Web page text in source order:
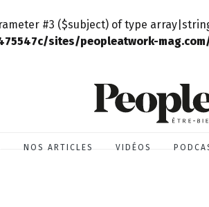
#3 ($subject) of type
sites/peopleatwork-
NOS ARTICLES VIDÉOS